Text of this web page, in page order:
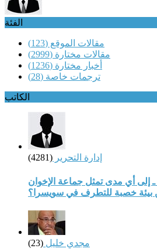
الفئة
مقالات الموقع (123)
مقالات مختارة (2999)
أخبار مختارة (1236)
ترجمات خاصة (28)
الكاتب
إدارة التحرير (4281)
ـ إلى أي مدى تمثل جماعة الإخوان
بيئة خصبة للتطرف في سويسرا؟
مجدي خليل (23)